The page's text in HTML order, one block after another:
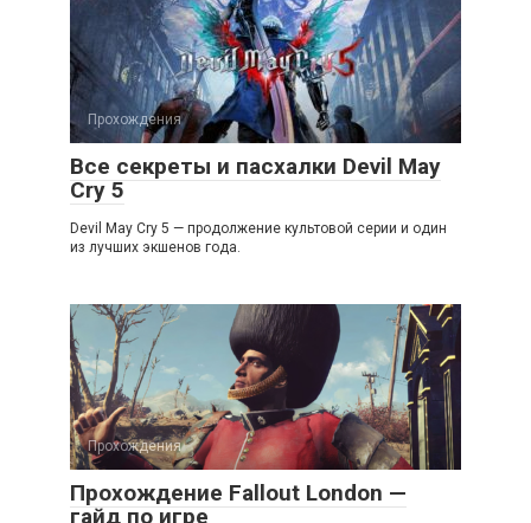
Прохождения
Все секреты и пасхалки Devil May
Cry 5
Devil May Cry 5 — продолжение культовой серии и один
из лучших экшенов года.
Прохождения
Прохождение Fallout London —
гайд по игре